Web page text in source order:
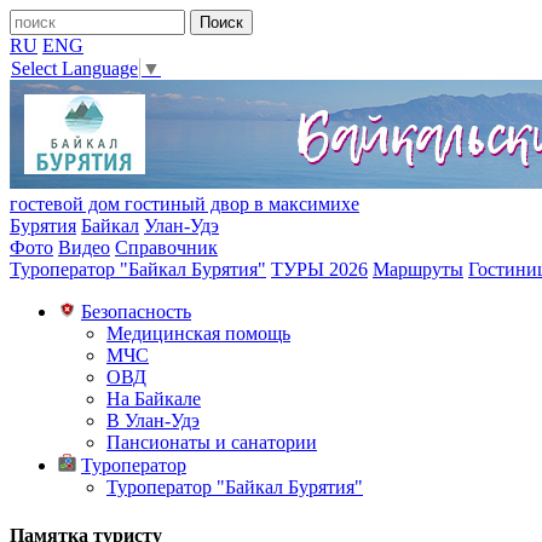
RU ENG
Select Language ▼
гостевой дом гостиный двор в максимихе
Бурятия Байкал Улан-Удэ
Фото Видео Справочник
Туроператор "Байкал Бурятия" ТУРЫ 2026 Маршруты
Безопасность
Медицинская помощь
МЧС
ОВД
На Байкале
В Улан-Удэ
Пансионаты и санатории
Туроператор
Туроператор "Байкал Бурятия"
Памятка туристу